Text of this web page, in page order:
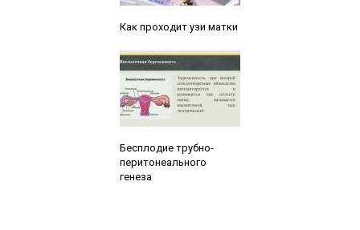
Как проходит узи матки
Бесплодие трубно-
перитонеального
генеза